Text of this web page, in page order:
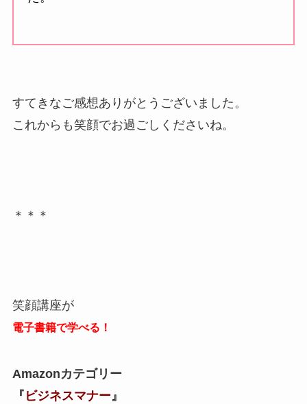
すてきなご感想ありがとうございました。
これからも笑顔でお過ごしくださいね。
＊＊＊
笑顔講座が
電子書籍で学べる！
Amazonカテゴリー
『 ビジネスマナー』